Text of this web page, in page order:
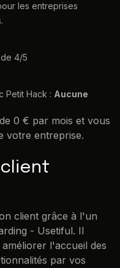
les entreprises
4/5
Petit Hack : Aucune
0 € par mois et vous
votre entreprise.
client grâce à l'un
- Usetiful. Il
l'accueil des
par vos